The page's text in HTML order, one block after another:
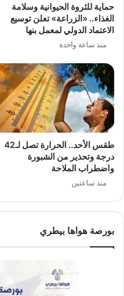
حماية للثروة الحيوانية وسلامة
الغذاء.. «الزراعة» تعلن توسيع
الاعتماد الدولي لمعمل بنها
منذ ساعة واحدة
طقس الأحد.. الحرارة تصل لـ42
درجة وتحذير من الشبورة
واضطراب الملاحة
منذ ساعتين
بورصة هواها بيطري